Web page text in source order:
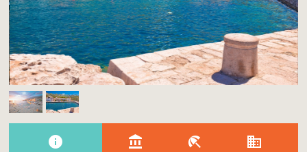
info account_balance beach_access domain